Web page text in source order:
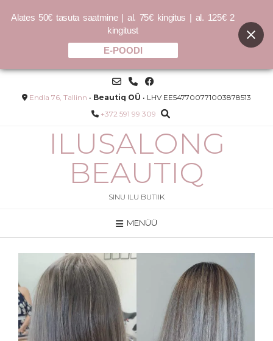
BEDROOM.HAIR juukselakk -
100ml
21.00€
Skip
contentEndla 76, Tallinn • Beautiq OÜ • LHV EE547700771003878513
+372 591 99 309
ILUSALONG
BEAUTIQ
SINU ILU BUTIIK
MENÜÜ
Alates 50€ tasuta saatmine | al. 75€ kingitus | al. 125€ 2
kingitust
E-POODI